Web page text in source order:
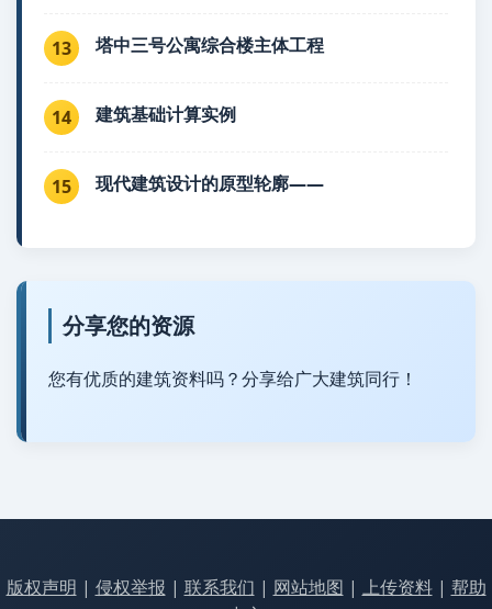
13 塔中三号公寓综合楼主体工程
14 建筑基础计算实例
15 现代建筑设计的原型轮廓——
分享您的资源
您有优质的建筑资料吗？分享给广大建筑同行！
版权声明 | 侵权举报 | 联系我们 | 网站地图 | 上传资料| 帮助